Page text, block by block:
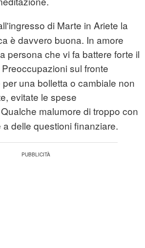
di Marte in Ariete la
è davvero buona. In amore
persona che vi fa battere forte il
Preoccupazioni sul fronte
una bolletta o cambiale non
evitate le spese
malumore di troppo con
a delle questioni finanziare.